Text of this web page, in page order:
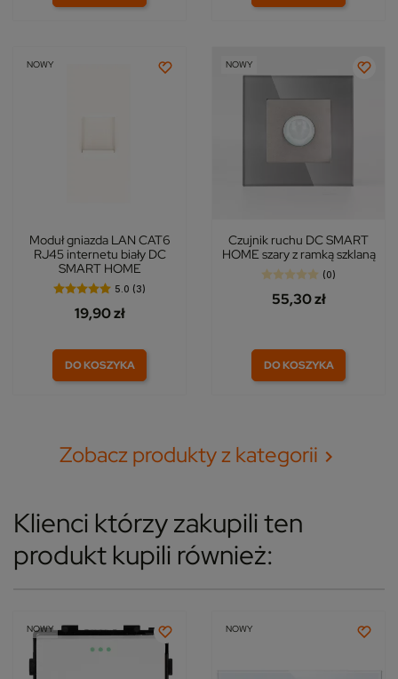
NOWY
Moduł gniazda LAN CAT6
RJ45 internetu biały DC
SMART HOME
5.0 (3)
19,90 zł
DO KOSZYKA
NOWY
Czujnik ruchu DC SMART
HOME szary z ramką szklaną
(0)
55,30 zł
DO KOSZYKA
Zobacz produkty z kategorii 
Klienci którzy zakupili ten
produkt kupili również:
NOWY NOWY